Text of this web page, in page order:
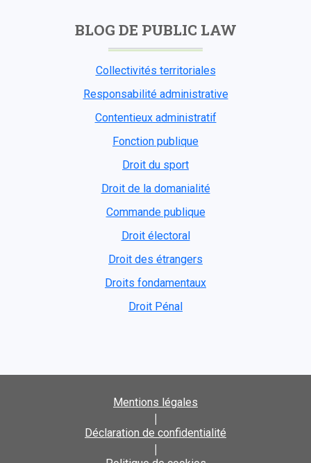
BLOG DE PUBLIC LAW
Collectivités territoriales
Responsabilité administrative
Contentieux administratif
Fonction publique
Droit du sport
Droit de la domanialité
Commande publique
Droit électoral
Droit des étrangers
Droits fondamentaux
Droit Pénal
Mentions légales
|
Déclaration de confidentialité
|